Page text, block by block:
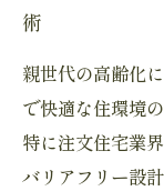
術
親世代の高齢化
で快適な住環境
特に注文住宅業
バリアフリー設